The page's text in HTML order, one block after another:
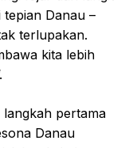
Danau –
terlupakan.
kita lebih
pertama
Danau